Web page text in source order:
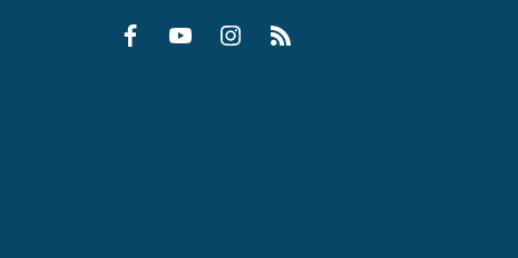
Facebook YouTube Instagram